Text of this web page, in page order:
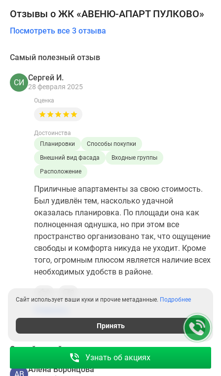
Узнать об акциях
Отзывы о ЖК «АВЕНЮ-АПАРТ ПУЛКОВО»
Посмотреть все 3 отзыва
Самый полезный отзыв
СИ
Сергей И.
28 февраля 2025
Оценка
Достоинства
Планировки
Способы покупки
Внешний вид фасада
Входные группы
Расположение
Приличные апартаменты за свою стоимость.
Был удивлён тем, насколько удачной
оказалась планировка. По площади она как
полноценная однушка, но при этом все
пространство организовано так, что ощущение
свободы и комфорта никуда не уходит. Кроме
того, огромным плюсом является наличие всех
необходимых удобств в районе.
Самый новый отзыв
АВ
Алена Воронцова
Сайт использует ваши куки и прочие метаданные. Подробнее
Принять